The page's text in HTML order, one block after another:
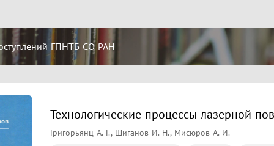
ГПНТБ СО РАН
Технологические процессы лазерной
Григорьянц А. Г., Шиганов И. Н., Мисюров А. И.